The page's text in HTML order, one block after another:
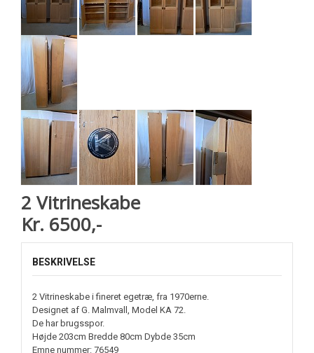
2 Vitrineskabe
Kr. 6500,-
BESKRIVELSE
2 Vitrineskabe i fineret egetræ, fra 1970erne.
Designet af G. Malmvall, Model KA 72.
De har brugsspor.
Højde 203cm Bredde 80cm Dybde 35cm
Emne nummer: 76549